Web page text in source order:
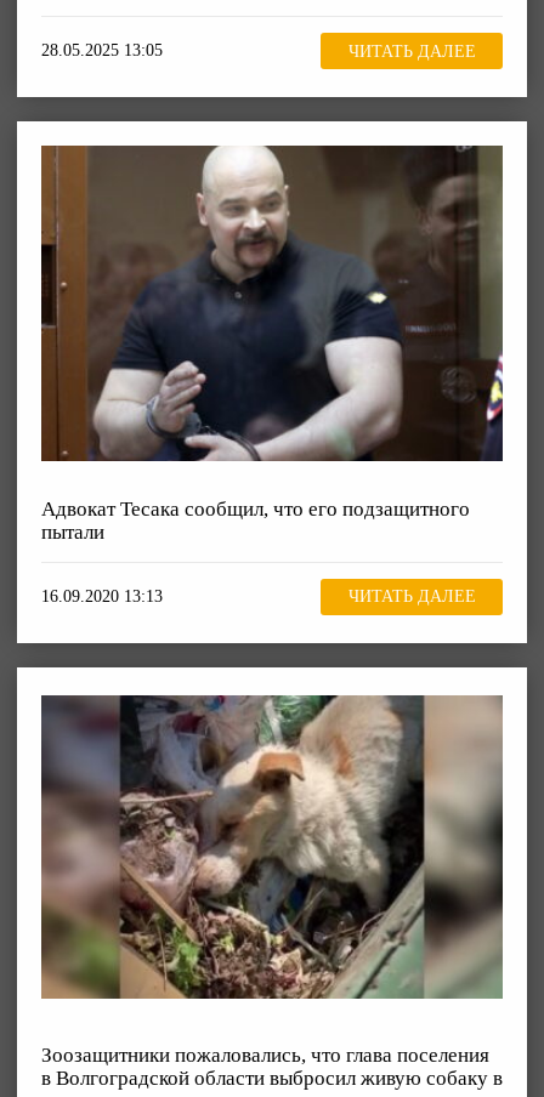
28.05.2025 13:05 ЧИТАТЬ ДАЛЕЕ
Адвокат Тесака сообщил, что его подзащитного
пытали
16.09.2020 13:13 ЧИТАТЬ ДАЛЕЕ
Зоозащитники пожаловались, что глава поселения
в Волгоградской области выбросил живую собаку в